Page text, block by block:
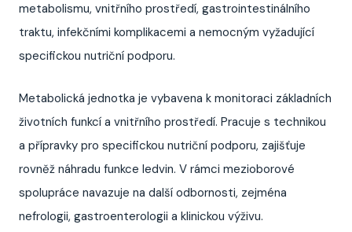
metabolismu, vnitřního prostředí, gastrointestinálního
traktu, infekčními komplikacemi a nemocným vyžadující
specifickou nutriční podporu.
Metabolická jednotka je vybavena k monitoraci základních
životních funkcí a vnitřního prostředí. Pracuje s technikou
a přípravky pro specifickou nutriční podporu, zajišťuje
rovněž náhradu funkce ledvin. V rámci mezioborové
spolupráce navazuje na další odbornosti, zejména
nefrologii, gastroenterologii a klinickou výživu.